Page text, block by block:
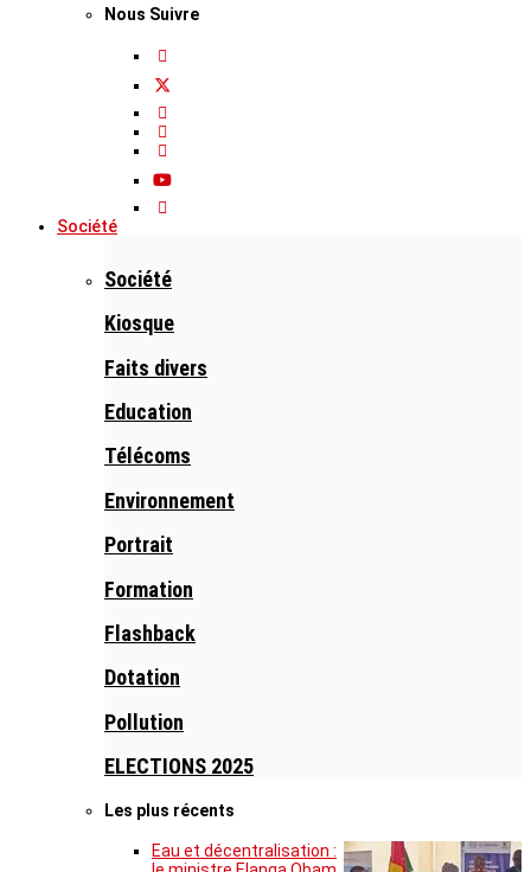
Nous Suivre
Société
Société
Kiosque
Faits divers
Education
Télécoms
Environnement
Portrait
Formation
Flashback
Dotation
Pollution
ELECTIONS 2025
Les plus récents
Eau et décentralisation :